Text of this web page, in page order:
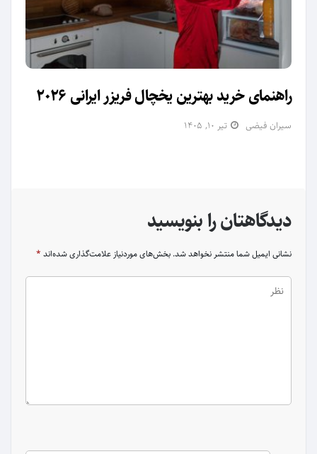
راهنمای خرید بهترین یخچال فریزر ایرانی 2026
سیران فیضی تیر ۱۰, ۱۴۰۵
دیدگاهتان را بنویسید
نشانی ایمیل شما منتشر نخواهد شد. بخش‌های موردنیاز علامت‌گذاری شده‌اند *